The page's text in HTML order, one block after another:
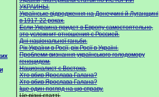
УКРАИНЫ.
Українське відродження на Донеччині й Луганщині
в 1917-22 роках.
Если Украина придет в Европу самостоятельно,
это усложнит отношения с Россией.
Дні національної ганьби.
Рік України в Росії, рік Росії в Україні.
Проблеми визнання українського голодомору
геноцидом.
Националист с Востока.
Хто вбив Ярослава Галана?
Хто вбив Ярослава Галана?
Іще один погляд на цю справу.
Це різні статті.